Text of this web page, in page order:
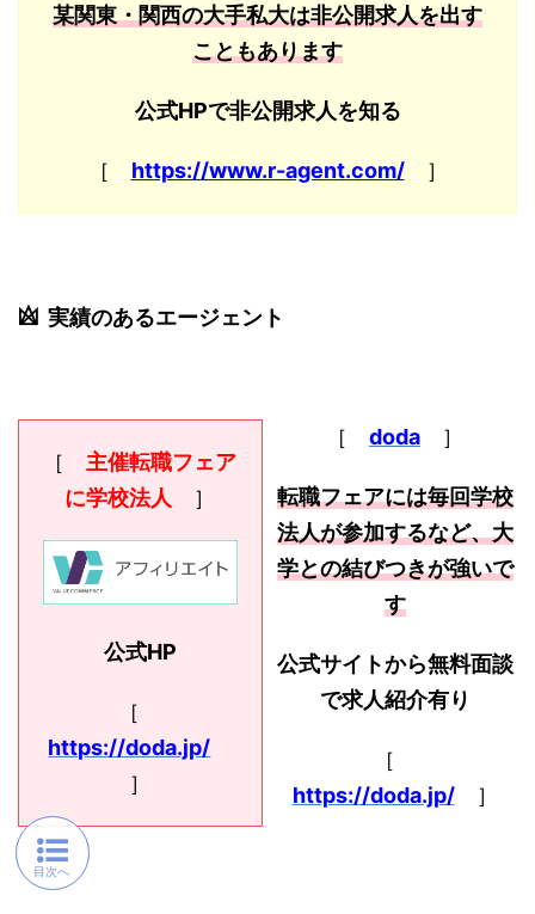
某関東・関西の大手私大は非公開求人を出す
こともあります
公式HPで非公開求人を知る
［ https://www.r-agent.com/］
実績のあるエージェント
［ 主催転職フェア
に学校法人
］
公式HP
［
https://doda.jp/
］
［doda ］
転職フェアには毎回学校
法人が参加するなど、大
学との結びつきが強いで
す
公式サイトから無料面談
で求人紹介有り
［
https://doda.jp/］